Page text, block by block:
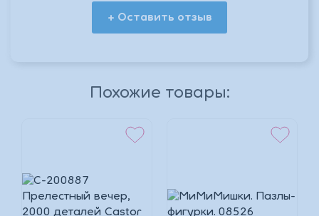
+ Оставить отзыв
Похожие товары: